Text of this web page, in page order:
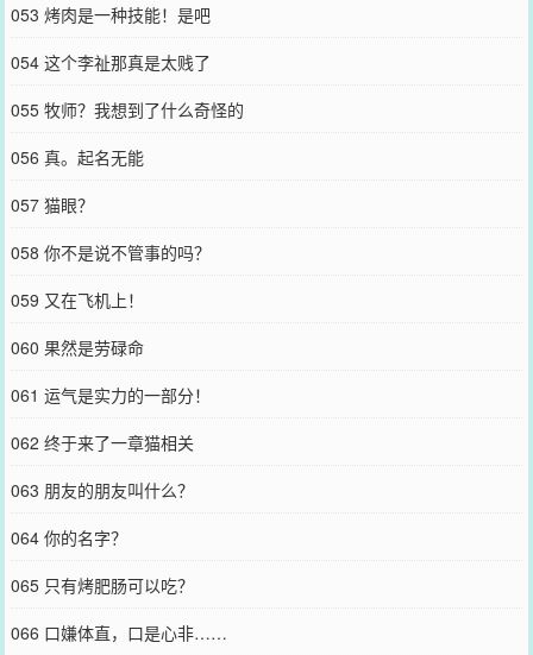
053 烤肉是一种技能！是吧
054 这个李祉那真是太贱了
055 牧师？我想到了什么奇怪的
056 真。起名无能
057 猫眼？
058 你不是说不管事的吗？
059 又在飞机上！
060 果然是劳碌命
061 运气是实力的一部分！
062 终于来了一章猫相关
063 朋友的朋友叫什么？
064 你的名字？
065 只有烤肥肠可以吃？
066 口嫌体直，口是心非……